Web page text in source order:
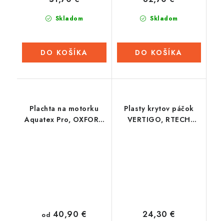
Skladom
DO KOŠÍKA
Skladom
DO KOŠÍKA
Plachta na motorku
Aquatex Pro, OXFORD
od 40,90 €
Plasty krytov páčok
VERTIGO, RTECH
24,30 €